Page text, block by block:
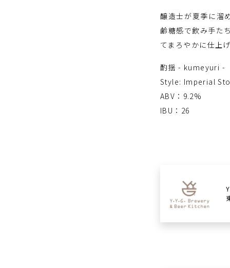
醸造士が夏季に溜
齢糖感で飲み手た
てまろやかに仕上
酌揺 - kumeyuri -
Style: Imperial
ABV：9.2%
IBU：26